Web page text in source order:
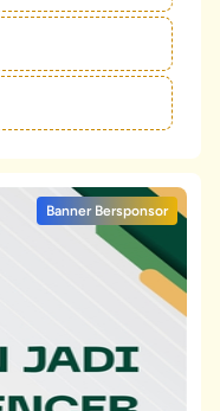
Banner Bersponsor